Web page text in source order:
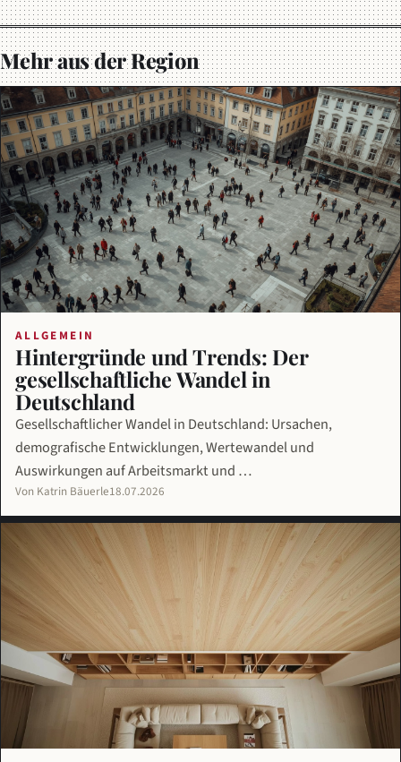
Mehr aus der Region
ALLGEMEIN
Hintergründe und Trends: Der
gesellschaftliche Wandel in
Deutschland
Gesellschaftlicher Wandel in Deutschland: Ursachen,
demografische Entwicklungen, Wertewandel und
Auswirkungen auf Arbeitsmarkt und …
Von Katrin Bäuerle18.07.2026